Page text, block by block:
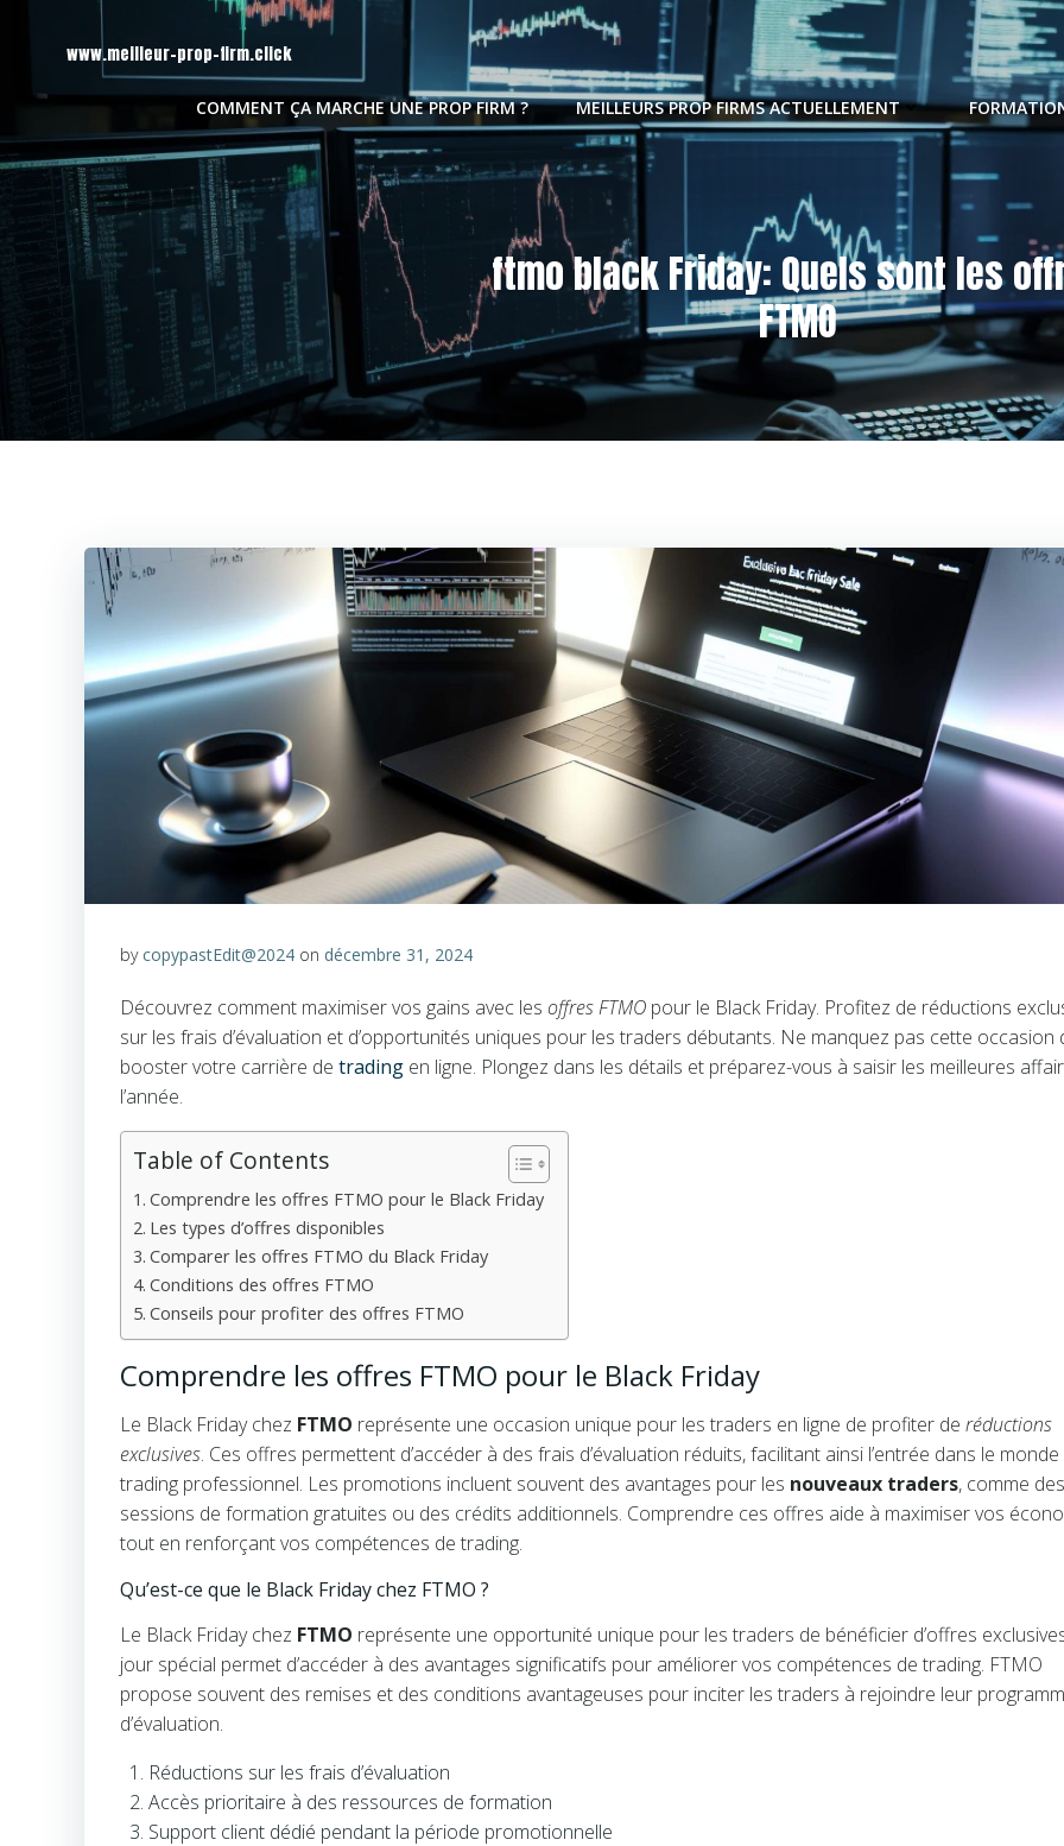
contenu
www.meilleur-prop-firm.click
COMMENT ÇA MARCHE UNE PROP FIRM ? MEILLEURS PROP FIRMS ACTUELLEMENT
ftmo black Friday: Quels sont les
FTMO
bycopypastEdit@2024 on décembre 31, 2024
Découvrez comment maximiser vos gains avec les offres FTMO pour le Black Friday. Profitez de réductions
sur les frais d’évaluation et d’opportunités uniques pour les traders débutants. Ne manquez pas cette occasion
booster votre carrière de trading en ligne. Plongez dans les détails et préparez-vous à saisir les meilleures
l’année.
Table of Contents
Comprendre les offres FTMO pour le Black Friday
Les types d’offres disponibles
Comparer les offres FTMO du Black Friday
Conditions des offres FTMO
Conseils pour profiter des offres FTMO
Comprendre les offres FTMO pour le Black Friday
Le Black Friday chez FTMO représente une occasion unique pour les traders en ligne de profiter de réductions
exclusives. Ces offres permettent d’accéder à des frais d’évaluation réduits, facilitant ainsi l’entrée dans le monde
trading professionnel. Les promotions incluent souvent des avantages pour les nouveaux traders, comme des
sessions de formation gratuites ou des crédits additionnels. Comprendre ces offres aide à maximiser vos
tout en renforçant vos compétences de trading.
Qu’est-ce que le Black Friday chez FTMO ?
Le Black Friday chez FTMO représente une opportunité unique pour les traders de bénéficier d’offres
jour spécial permet d’accéder à des avantages significatifs pour améliorer vos compétences de trading. FTMO
propose souvent des remises et des conditions avantageuses pour inciter les traders à rejoindre leur
d’évaluation.
Réductions sur les frais d’évaluation
Accès prioritaire à des ressources de formation
Support client dédié pendant la période promotionnelle